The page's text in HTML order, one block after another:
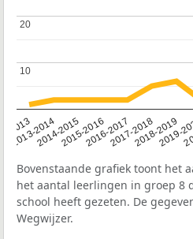
2013
2013-2014
2014-20152015-20162016-20172017-20182018-2019
2019-
10
10
20
20
Bovenstaande grafiek toont het
het aantal leerlingen in groep 8
school heeft gezeten. De
Wegwijzer.